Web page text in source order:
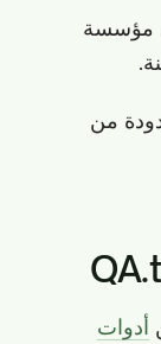
من 550 عميل مؤسسة
من
أدوات